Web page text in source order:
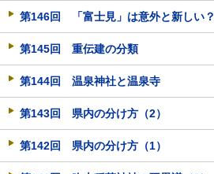
第146回 「富士見」は意外と新しい？
第145回 重伝建の分類
第144回 温泉神社と温泉寺
第143回 県内の分け方（2）
第142回 県内の分け方（1）